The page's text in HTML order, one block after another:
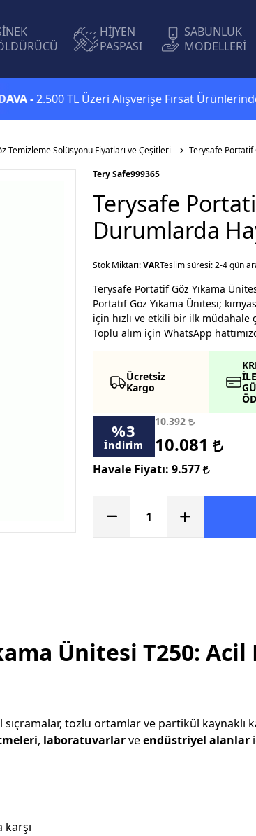
HİJYEN
PASPASI
SABUNLUK
MODELLERİ
2.500 TL Üzeri Alışverişe Fırsat Ürünlerinde
Temizleme Solüsyonu Fiyatları ve Çeşitleri Terysafe Portatif
Tery Safe999365
Terysafe
Durumlarda
Stok Miktarı:VARTeslim süresi: 2-4 gün
Terysafe Portatif Göz Yıkama
Portatif Göz Yıkama Ünitesi;
için hızlı ve etkili bir ilk
Toplu alım için WhatsApp
Ücretsiz
Kargo
İLE
%3
İndirim
10.392
10.081
Havale Fiyatı:9.577
Ünitesi T250:
tozlu ortamlar ve partikül
, laboratuvarlarveendüstriyel alanlar